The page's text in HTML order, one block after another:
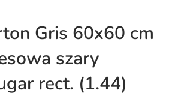
Gris 60x60 cm
szary
rect. (1.44)